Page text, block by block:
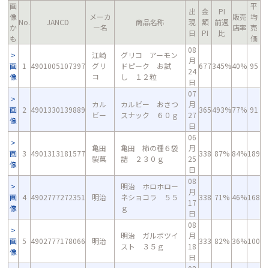
画
像
か
も
No. JANCD
メーカ
ー名
商品名称
出
現
日
金
額
PI
PI
前週
比
販売
店率
平
均
売
価
画
像
1 4901005107397
江崎
グリ
コ
グリコ アーモン
ドピーク お試
し １２粒
08
月
24
日
677345%40% 95
画
像
2 4901330139889
カル
ビー
カルビー おさつ
スナック ６０ｇ
07
月
27
日
365493%77% 91
画
像
3 4901313181577
亀田
製菓
亀田 柿の種６袋
詰 ２３０ｇ
06
月
25
日
338 87% 84%189
画
像
4 4902777272351 明治
明治 ホロホロー
ネショコラ ５５
ｇ
08
月
17
日
338 71% 46%168
画
像
5 4902777178066 明治
明治 ガルボツイ
スト ３５ｇ
08
月
18
日
333 82% 36%100